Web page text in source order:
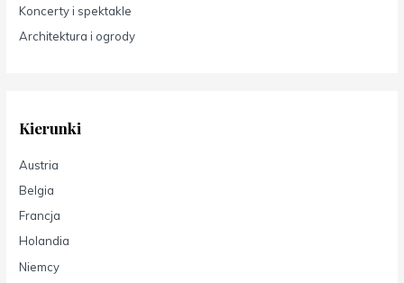
Koncerty i spektakle
Architektura i ogrody
Kierunki
Austria
Belgia
Francja
Holandia
Niemcy